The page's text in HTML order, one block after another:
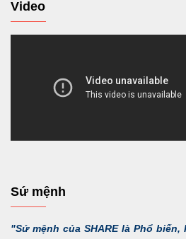
Video
Sứ mệnh
"Sứ mệnh của SHARE là Phổ